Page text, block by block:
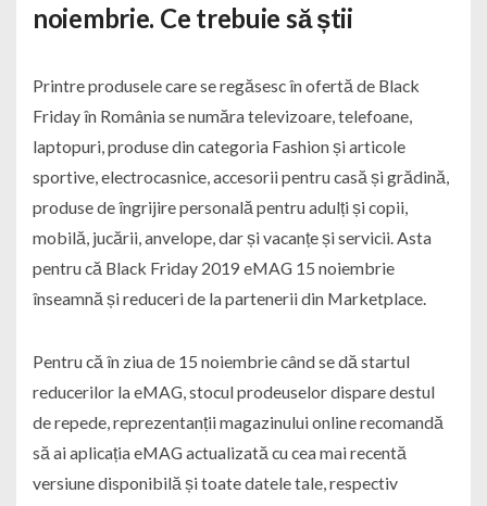
noiembrie. Ce trebuie să știi
Printre produsele care se regăsesc în ofertă de Black
Friday în România se număra televizoare, telefoane,
laptopuri, produse din categoria Fashion și articole
sportive, electrocasnice, accesorii pentru casă și grădină,
produse de îngrijire personală pentru adulți și copii,
mobilă, jucării, anvelope, dar și vacanțe și servicii. Asta
pentru că Black Friday 2019 eMAG 15 noiembrie
înseamnă și reduceri de la partenerii din Marketplace.
Pentru că în ziua de 15 noiembrie când se dă startul
reducerilor la eMAG, stocul prodeuselor dispare destul
de repede, reprezentanții magazinului online recomandă
să ai aplicația eMAG actualizată cu cea mai recentă
versiune disponibilă și toate datele tale, respectiv